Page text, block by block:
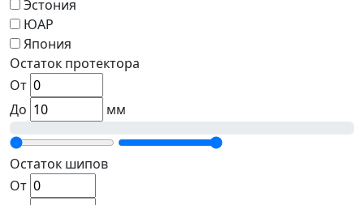
Эстония
ЮАР
Япония
Остаток протектора
От
До
мм
Остаток шипов
От